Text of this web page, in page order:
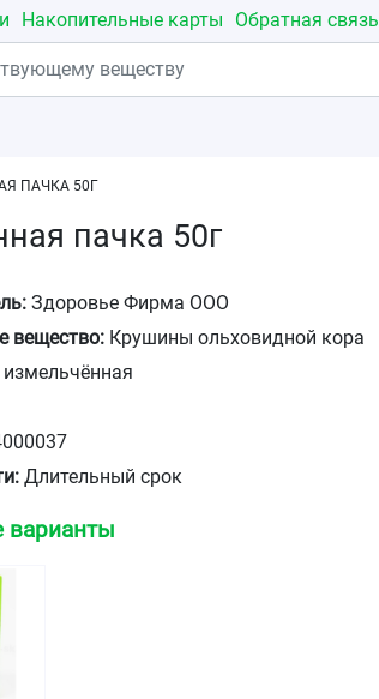
Накопительные карты Обратная связь
ПАЧКА 50Г
пачка 50г
Здоровье Фирма ООО
вещество: Крушины ольховидной кора
Длительный срок
варианты